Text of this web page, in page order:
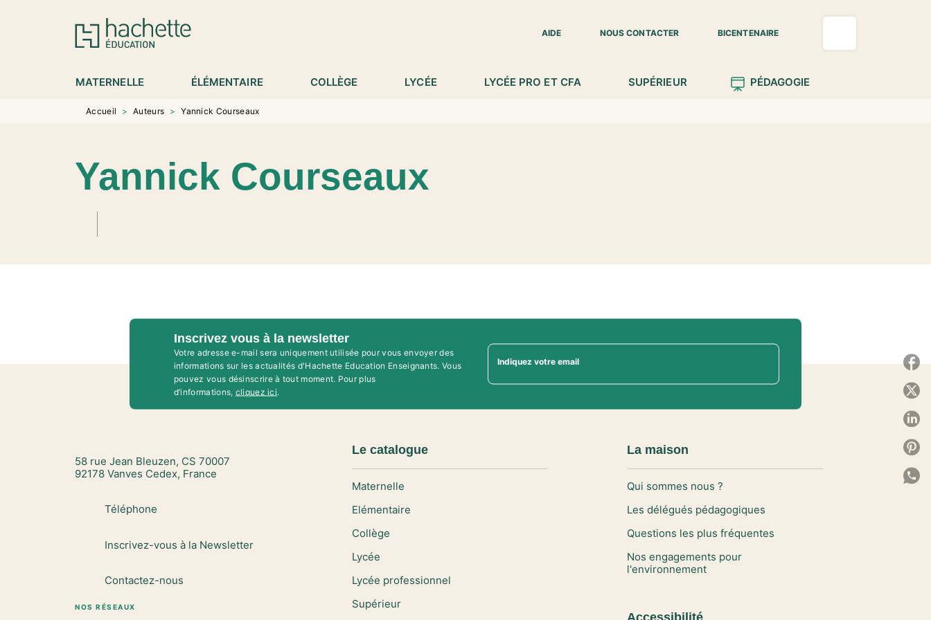
MENU RECHERCHE
AIDE
NOUS CONTACTER BICENTENAIRE
MATERNELLE ÉLÉMENTAIRE COLLÈGE LYCÉE LYCÉE PRO ET CFA SUPÉRIEUR PÉDAGOGIE
Accueil > Auteurs > Yannick Courseaux
Yannick Courseaux
Inscrivez vous à la newsletter
Votre adresse e-mail sera uniquement utilisée pour vous envoyer des
informations sur les actualités d'Hachette Education Enseignants. Vous
pouvez vous désinscrire à tout moment. Pour plus
d’informations, cliquez ici.
Indiquez votre email
58 rue Jean Bleuzen, CS 70007
92178 Vanves Cedex, France
Téléphone
Inscrivez-vous à la Newsletter
Contactez-nous
NOS RÉSEAUX
Le catalogue
Maternelle
Elémentaire
Collège
Lycée
Lycée professionnel
Supérieur
La maison
Qui sommes nous ?
Les délégués pédagogiques
Questions les plus fréquentes
Nos engagements pour
l'environnement
Accessibilité